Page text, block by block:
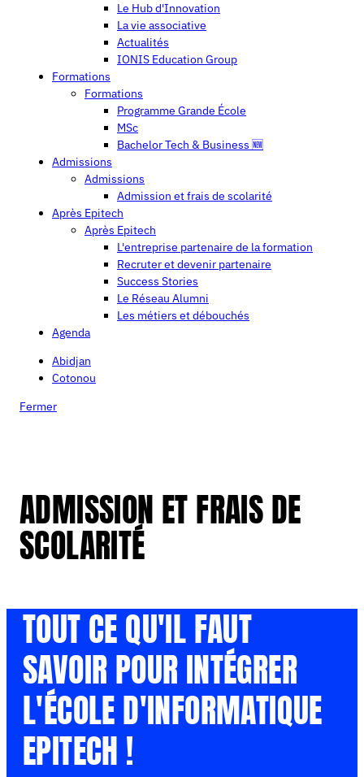
Le Hub d'Innovation
La vie associative
Actualités
IONIS Education Group
Formations
Formations
Programme Grande École
MSc
Bachelor Tech & Business 🆕
Admissions
Admissions
Admission et frais de scolarité
Après Epitech
Après Epitech
L'entreprise partenaire de la formation
Recruter et devenir partenaire
Success Stories
Le Réseau Alumni
Les métiers et débouchés
Agenda
Abidjan
Cotonou
Fermer
ADMISSION ET FRAIS DE
SCOLARITÉ
TOUT CE QU'IL FAUT
SAVOIR POUR INTÉGRER
L'ÉCOLE D'INFORMATIQUE
EPITECH !